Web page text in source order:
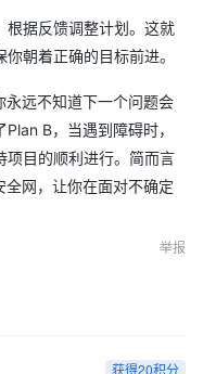
根据反馈调整计划。这就
朝着正确的目标前进。
远不知道下一个问题会
B，当遇到障碍时，
项目的顺利进行。简而言
网，让你在面对不确定
举报
获得20积分